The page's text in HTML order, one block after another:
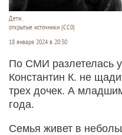
Дети.
открытые источники (CC0)
18 января 2024 в 20:30
По СМИ разлетелась
Константин К. не
трех дочек. А
года.
Семья живет в